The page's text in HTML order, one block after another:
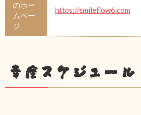
のホー
ムペー
ジ
https://smileflow6.com
幸座スケジュール